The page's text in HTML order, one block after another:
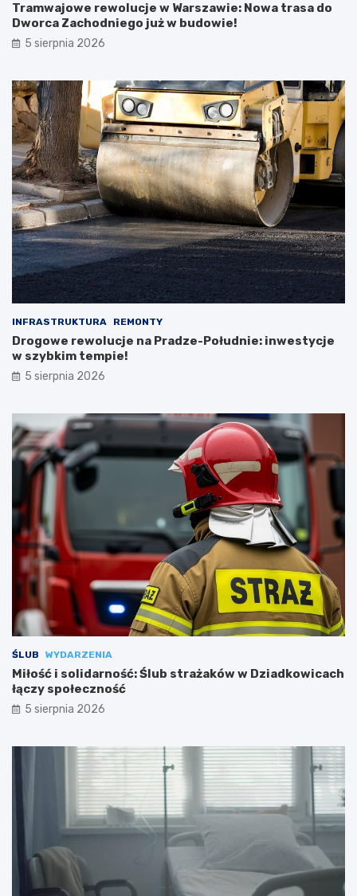
Tramwajowe rewolucje w Warszawie: Nowa trasa do
Dworca Zachodniego już w budowie!
5 sierpnia 2026
INFRASTRUKTURA REMONTY
Drogowe rewolucje na Pradze-Południe: inwestycje
w szybkim tempie!
5 sierpnia 2026
ŚLUB WYDARZENIA
Miłość i solidarność: Ślub strażaków w Dziadkowicach
łączy społeczność
5 sierpnia 2026